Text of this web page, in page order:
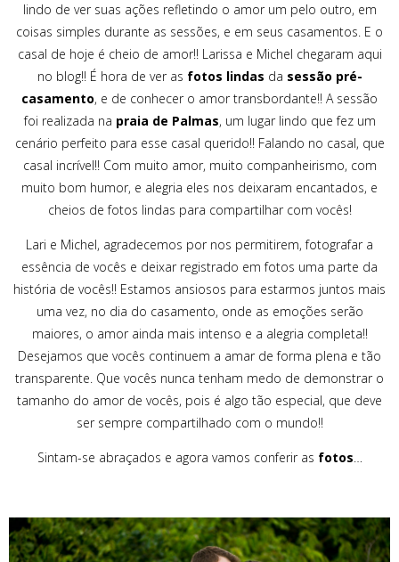
lindo de ver suas ações refletindo o amor um pelo outro, em
coisas simples durante as sessões, e em seus casamentos. E o
casal de hoje é cheio de amor!! Larissa e Michel chegaram aqui
no blog!! É hora de ver as fotos lindas da sessão pré-
casamento, e de conhecer o amor transbordante!! A sessão
foi realizada na praia de Palmas, um lugar lindo que fez um
cenário perfeito para esse casal querido!! Falando no casal, que
casal incrível!! Com muito amor, muito companheirismo, com
muito bom humor, e alegria eles nos deixaram encantados, e
cheios de fotos lindas para compartilhar com vocês!
Lari e Michel, agradecemos por nos permitirem, fotografar a
essência de vocês e deixar registrado em fotos uma parte da
história de vocês!! Estamos ansiosos para estarmos juntos mais
uma vez, no dia do casamento, onde as emoções serão
maiores, o amor ainda mais intenso e a alegria completa!!
Desejamos que vocês continuem a amar de forma plena e tão
transparente. Que vocês nunca tenham medo de demonstrar o
tamanho do amor de vocês, pois é algo tão especial, que deve
ser sempre compartilhado com o mundo!!
Sintam-se abraçados e agora vamos conferir as fotos…